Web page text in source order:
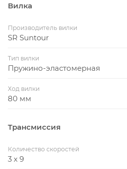
Вилка
Производитель вилки
SR Suntour
Тип вилки
Пружино-эластомерная
Ход вилки
80 мм
Трансмиссия
Количество скоростей
3 x 9